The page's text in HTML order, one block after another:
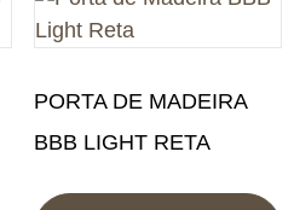
PORTA DE MADEIRA
BBB LIGHT RETA